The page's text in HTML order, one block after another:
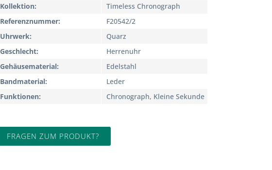
Kollektion
Timeless Chronograph
Referenznummer
F20542/2
Uhrwerk
Quarz
Geschlecht
Herrenuhr
Gehäusematerial
Edelstahl
Bandmaterial
Leder
Funktionen
Chronograph, Kleine Sekunde
FRAGEN ZUM PRODUKT?